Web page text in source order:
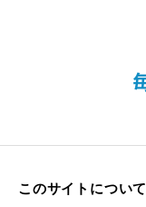
このサイトについて